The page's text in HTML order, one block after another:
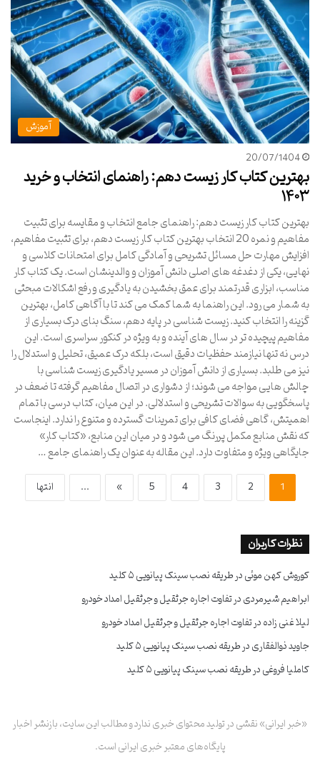
آموزش
20/07/1404
بهترین کتاب کار زیست دهم: راهنمای انتخاب و خرید
۱۴۰۳
بهترین کتاب کار زیست دهم: راهنمای جامع انتخاب و مقایسه برای تثبیت
مفاهیم و نمره 20 انتخاب بهترین کتاب کار زیست دهم، برای تثبیت مفاهیم،
افزایش مهارت حل مسائل تشریحی و آمادگی کامل برای امتحانات کلاسی و
نهایی، یکی از دغدغه های اصلی دانش آموزان و والدینشان است. یک کتاب کار
مناسب، ابزاری قدرتمند برای عمق بخشیدن به یادگیری و رفع اشکالات مبحثی
به شمار می رود. این راهنما به شما کمک می کند تا با آگاهی کامل، بهترین
گزینه را انتخاب کنید. زیست شناسی در پایه دهم، سنگ بنای درک بسیاری از
مفاهیم پیچیده تر در سال های آینده و به ویژه در کنکور سراسری است. این
درس نه تنها نیازمند حفظیات دقیق است، بلکه درک عمیق، تحلیل و استدلال را
نیز می طلبد. بسیاری از دانش آموزان در مسیر یادگیری زیست شناسی با
چالش هایی مواجه می شوند؛ از دشواری در اتصال مفاهیم گرفته تا ضعف در
پاسخگویی به سوالات تشریحی و استدلالی. در این میان، کتاب درسی با تمام
اهمیتش، گاهی فضای کافی برای تمرینات گسترده و متنوع را ندارد. اینجاست
که نقش منابع مکمل پررنگ می شود و در میان این منابع، «کتاب کار»
جایگاهی ویژه و متفاوت دارد. این مقاله به عنوان یک راهنمای جامع …
1
2
3
4
5
»
... انتها
نظرات کاربران
کوروش کهن موئیدرطریقه نصب سینک پیانویی ۵ کلید
ابراهیم شیرمردیدرتفاوت اجاره جرثقیل و جرثقیل امداد خودرو
لیلا غنی زادهدرتفاوت اجاره جرثقیل و جرثقیل امداد خودرو
جاوید ذوالفقاریدرطریقه نصب سینک پیانویی ۵ کلید
کاملیا فروغیدرطریقه نصب سینک پیانویی ۵ کلید
«خبر ایرانی» نقشی در تولید محتوای خبری ندارد و مطالب این سایت، بازنشر اخبار
پایگاه‌های معتبر خبری ایرانی است.